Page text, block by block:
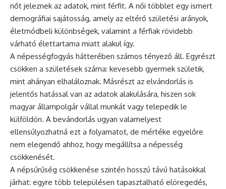
nőt jeleznek az adatok, mint férfit. A női többlet egy ismert
demográfiai sajátosság, amely az eltérő születési arányok,
életmódbeli különbségek, valamint a férfiak rövidebb
várható élettartama miatt alakul így.
A népességfogyás hátterében számos tényező áll. Egyrészt
csökken a születések száma: kevesebb gyermek születik,
mint ahányan elhaláloznak. Másrészt az elvándorlás is
jelentős hatással van az adatok alakulására, hiszen sok
magyar állampolgár vállal munkát vagy telepedik le
külföldön. A bevándorlás ugyan valamelyest
ellensúlyozhatná ezt a folyamatot, de mértéke egyelőre
nem elegendő ahhoz, hogy megállítsa a népesség
csökkenését.
A népsűrűség csökkenése szintén hosszú távú hatásokkal
járhat: egyre több településen tapasztalható elöregedés,